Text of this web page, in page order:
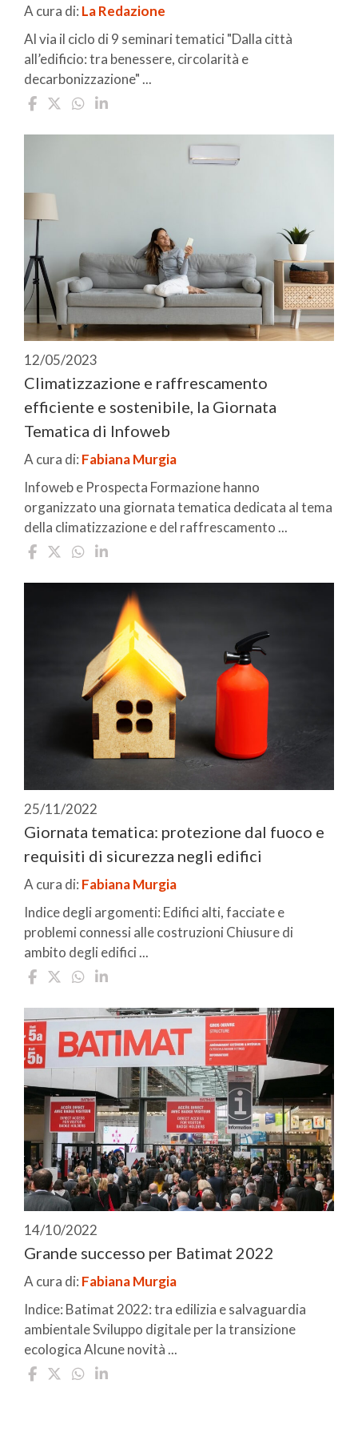
A cura di: La Redazione
Al via il ciclo di 9 seminari tematici "Dalla città
all’edificio: tra benessere, circolarità e
decarbonizzazione" ...
12/05/2023
Climatizzazione e raffrescamento
efficiente e sostenibile, la Giornata
Tematica di Infoweb
A cura di: Fabiana Murgia
Infoweb e Prospecta Formazione hanno
organizzato una giornata tematica dedicata al tema
della climatizzazione e del raffrescamento ...
25/11/2022
Giornata tematica: protezione dal fuoco e
requisiti di sicurezza negli edifici
A cura di: Fabiana Murgia
Indice degli argomenti: Edifici alti, facciate e
problemi connessi alle costruzioni Chiusure di
ambito degli edifici ...
14/10/2022
Grande successo per Batimat 2022
A cura di: Fabiana Murgia
Indice: Batimat 2022: tra edilizia e salvaguardia
ambientale Sviluppo digitale per la transizione
ecologica Alcune novità ...